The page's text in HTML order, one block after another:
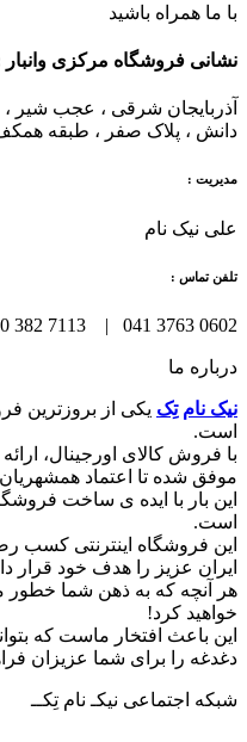
با ما همراه باشید
نشانی فروشگاه مرکزی وانبار
آذربایجان شرقی ، عجب شیر
دانش ، پلاک صفر ، طبقه همکف
مدیریت :
علی نیک نام
تلفن تماس :
0602 3763 041 | 7113 382 0930
درباره ما
نیک نام تِک یکی از بروزترین
است.
با فروش کالای اورجینال،
موفق شده تا اعتماد
این بار با ایده ی ساخت
است.
این فروشگاه اینترنتی کسب
ایران عزیز را هدف خود قرار
هر آنچه که به ذهن شما خطور
خواهید کرد!
این باعث افتخار ماست که
دغدغه را برای شما عزیزان
شبکه‌ اجتماعی نیکـ نام تِکــ